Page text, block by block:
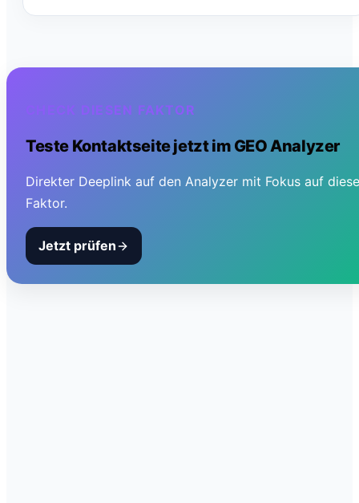
CHECK DIESEN FAKTOR
Teste Kontaktseitejetzt im GEO Analyzer
Direkter Deeplink auf den Analyzer mit Fokus auf
Faktor.
Jetzt prüfen